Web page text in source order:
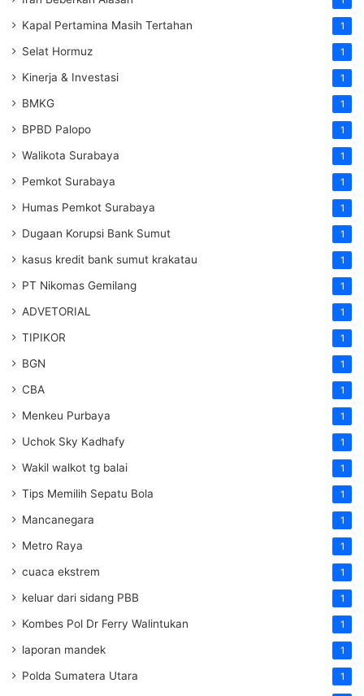
Kapal Pertamina Masih Tertahan 1
Selat Hormuz 1
Kinerja & Investasi 1
BMKG 1
BPBD Palopo 1
Walikota Surabaya 1
Pemkot Surabaya 1
Humas Pemkot Surabaya 1
Dugaan Korupsi Bank Sumut 1
kasus kredit bank sumut krakatau 1
PT Nikomas Gemilang 1
ADVETORIAL 1
TIPIKOR 1
BGN 1
CBA 1
Menkeu Purbaya 1
Uchok Sky Kadhafy 1
Wakil walkot tg balai 1
Tips Memilih Sepatu Bola 1
Mancanegara 1
Metro Raya 1
cuaca ekstrem 1
keluar dari sidang PBB 1
Kombes Pol Dr Ferry Walintukan 1
laporan mandek 1
Polda Sumatera Utara 1